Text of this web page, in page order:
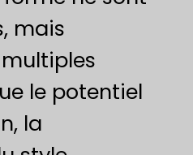
mais
le potentiel
la